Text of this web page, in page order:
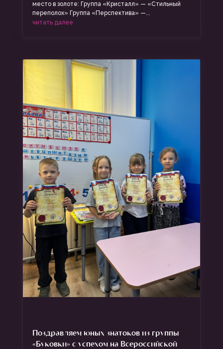
место в золоте: Группа «Кристалл» — «Стильный
переполох» Группа «Перспектива» —...
читать далее
Поздравляем юных знатоков из группы
«Буковки» с успехом на Всероссийской